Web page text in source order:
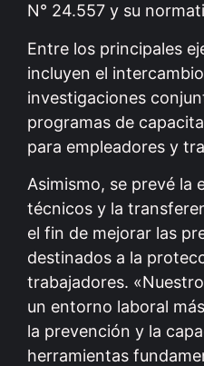
N° 24.557 y su
Entre los principales
incluyen el
investigaciones
programas de
para empleadores y
Asimismo, se prevé la
técnicos y la
el fin de mejorar las
destinados a la
trabajadores.
un entorno laboral
la prevención y la
herramientas